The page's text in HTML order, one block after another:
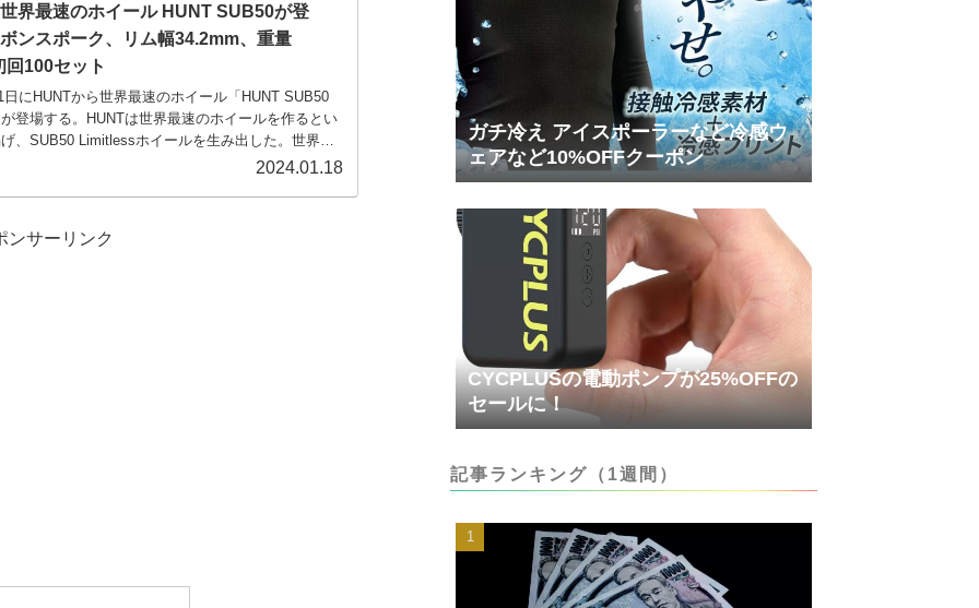
世界最速のホイール HUNT SUB50が登
ンスポーク、リム幅34.2mm、重量
回100セット
日にHUNTから世界最速のホイール「HUNT SUB50
登場する。HUNTは世界最速のホイールを作るとい
、SUB50 Limitlessホイールを生み出した。世界最
、主流のワイドタイヤを基準としてリムを最適化し
2024.01.18
ンサーリンク
ガチ冷え アイスポーラーなど冷感ウ
ェアなど10%OFFクーポン
CYCPLUSの電動ポンプが25%OFFの
セールに！
記事ランキング（1週間）